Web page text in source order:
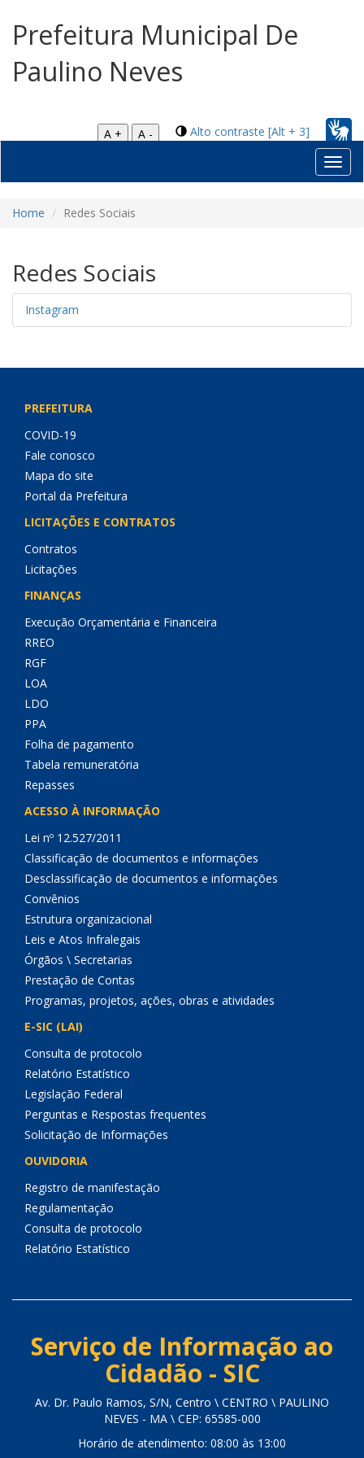
Prefeitura Municipal De
Paulino Neves
Alto contraste [Alt + 3]
A +
A -
Home Redes Sociais
Redes Sociais
Instagram
PREFEITURA
COVID-19
Fale conosco
Mapa do site
Portal da Prefeitura
LICITAÇÕES E CONTRATOS
Contratos
Licitações
FINANÇAS
Execução Orçamentária e Financeira
RREO
RGF
LOA
LDO
PPA
Folha de pagamento
Tabela remuneratória
Repasses
ACESSO À INFORMAÇÃO
Lei nº 12.527/2011
Classificação de documentos e informações
Desclassificação de documentos e informações
Convênios
Estrutura organizacional
Leis e Atos Infralegais
Órgãos \ Secretarias
Prestação de Contas
Programas, projetos, ações, obras e atividades
E-SIC (LAI)
Consulta de protocolo
Relatório Estatístico
Legislação Federal
Perguntas e Respostas frequentes
Solicitação de Informações
OUVIDORIA
Registro de manifestação
Regulamentação
Consulta de protocolo
Relatório Estatístico
Serviço de Informação ao
Cidadão - SIC
Av. Dr. Paulo Ramos, S/N, Centro \ CENTRO \ PAULINO
NEVES - MA \ CEP: 65585-000
Horário de atendimento: 08:00 às 13:00